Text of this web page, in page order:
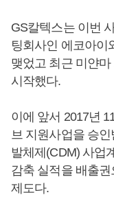
GS칼텍스는 이번
팅회사인 에코아이
맺었고 최근 미얀
시작했다.
이에 앞서 2017년
브 지원사업을 승
발체제(CDM) 사업
감축 실적을 배출
제도다.